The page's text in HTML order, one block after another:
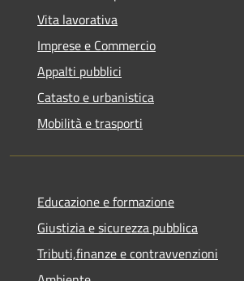
Vita lavorativa
Imprese e Commercio
Appalti pubblici
Catasto e urbanistica
Mobilità e trasporti
Educazione e formazione
Giustizia e sicurezza pubblica
Tributi,finanze e contravvenzioni